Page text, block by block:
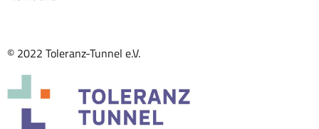
© 2022 Toleranz-Tunnel e.V.